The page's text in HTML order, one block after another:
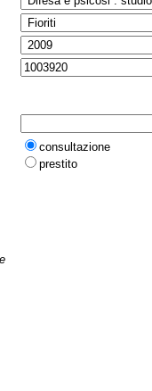
consultazione
prestito